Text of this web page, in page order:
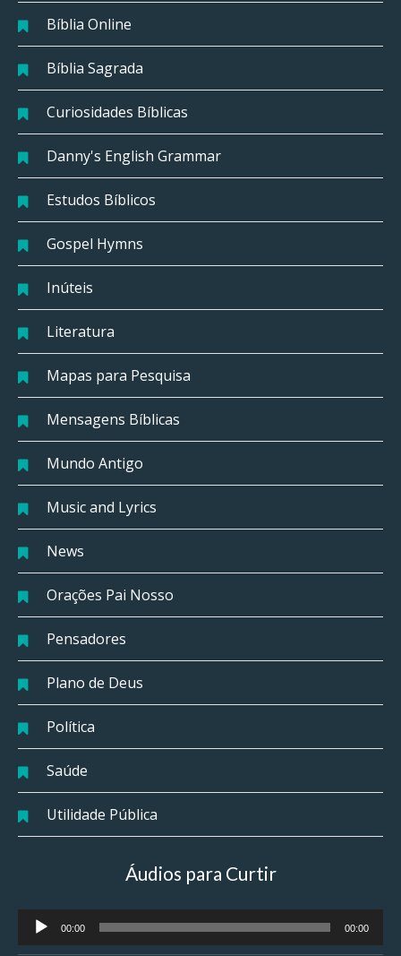
Bíblia Online
Bíblia Sagrada
Curiosidades Bíblicas
Danny's English Grammar
Estudos Bíblicos
Gospel Hymns
Inúteis
Literatura
Mapas para Pesquisa
Mensagens Bíblicas
Mundo Antigo
Music and Lyrics
News
Orações Pai Nosso
Pensadores
Plano de Deus
Política
Saúde
Utilidade Pública
Áudios para Curtir
Tocador
de
00:00 00:00